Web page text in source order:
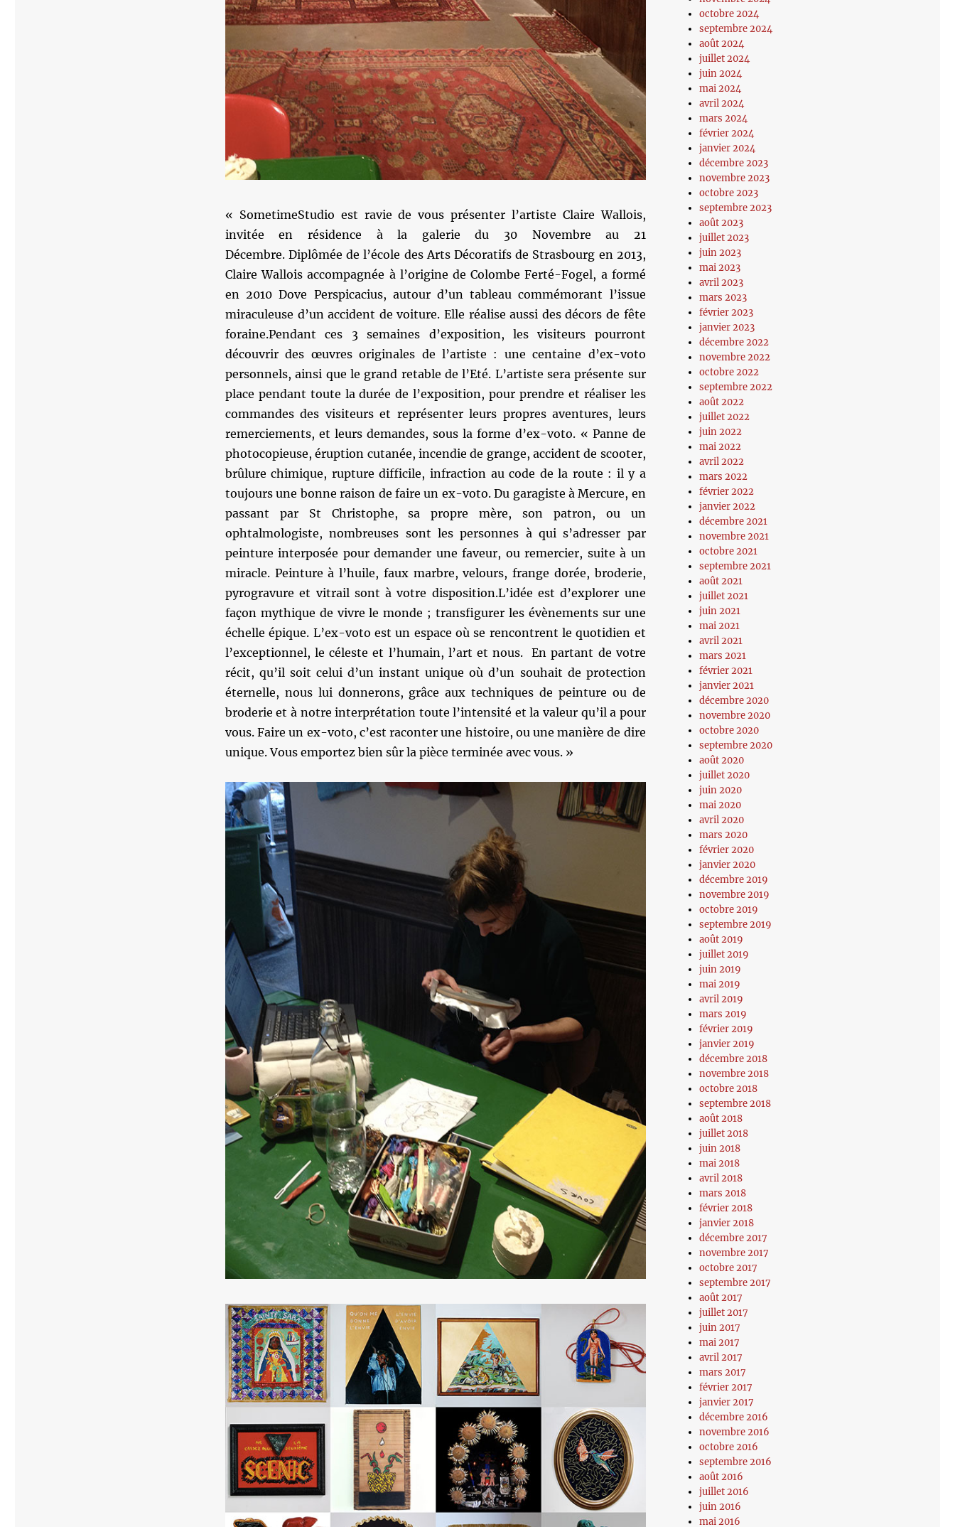
« SometimeStudio est ravie de vous présenter l’artiste Claire Wallois,
invitée en résidence à la galerie du 30 Novembre au 21
Décembre. Diplômée de l’école des Arts Décoratifs de Strasbourg en 2013,
Claire Wallois accompagnée à l’origine de Colombe Ferté-Fogel, a formé
en 2010 Dove Perspicacius, autour d’un tableau commémorant l’issue
miraculeuse d’un accident de voiture. Elle réalise aussi des décors de fête
foraine.Pendant ces 3 semaines d’exposition, les visiteurs pourront
découvrir des œuvres originales de l’artiste : une centaine d’ex-voto
personnels, ainsi que le grand retable de l’Eté. L’artiste sera présente sur
place pendant toute la durée de l’exposition, pour prendre et réaliser les
commandes des visiteurs et représenter leurs propres aventures, leurs
remerciements, et leurs demandes, sous la forme d’ex-voto. « Panne de
photocopieuse, éruption cutanée, incendie de grange, accident de scooter,
brûlure chimique, rupture difficile, infraction au code de la route : il y a
toujours une bonne raison de faire un ex-voto. Du garagiste à Mercure, en
passant par St Christophe, sa propre mère, son patron, ou un
ophtalmologiste, nombreuses sont les personnes à qui s’adresser par
peinture interposée pour demander une faveur, ou remercier, suite à un
miracle. Peinture à l’huile, faux marbre, velours, frange dorée, broderie,
pyrogravure et vitrail sont à votre disposition.L’idée est d’explorer une
façon mythique de vivre le monde ; transfigurer les évènements sur une
échelle épique. L’ex-voto est un espace où se rencontrent le quotidien et
l’exceptionnel, le céleste et l’humain, l’art et nous. En partant de votre
récit, qu’il soit celui d’un instant unique où d’un souhait de protection
éternelle, nous lui donnerons, grâce aux techniques de peinture ou de
broderie et à notre interprétation toute l’intensité et la valeur qu’il a pour
vous. Faire un ex-voto, c’est raconter une histoire, ou une manière de dire
unique. Vous emportez bien sûr la pièce terminée avec vous. »
octobre 2024
septembre 2024
août 2024
juillet 2024
juin 2024
mai 2024
avril 2024
mars 2024
février 2024
janvier 2024
décembre 2023
novembre 2023
octobre 2023
septembre 2023
août 2023
juillet 2023
juin 2023
mai 2023
avril 2023
mars 2023
février 2023
janvier 2023
décembre 2022
novembre 2022
octobre 2022
septembre 2022
août 2022
juillet 2022
juin 2022
mai 2022
avril 2022
mars 2022
février 2022
janvier 2022
décembre 2021
novembre 2021
octobre 2021
septembre 2021
août 2021
juillet 2021
juin 2021
mai 2021
avril 2021
mars 2021
février 2021
janvier 2021
décembre 2020
novembre 2020
octobre 2020
septembre 2020
août 2020
juillet 2020
juin 2020
mai 2020
avril 2020
mars 2020
février 2020
janvier 2020
décembre 2019
novembre 2019
octobre 2019
septembre 2019
août 2019
juillet 2019
juin 2019
mai 2019
avril 2019
mars 2019
février 2019
janvier 2019
décembre 2018
novembre 2018
octobre 2018
septembre 2018
août 2018
juillet 2018
juin 2018
mai 2018
avril 2018
mars 2018
février 2018
janvier 2018
décembre 2017
novembre 2017
octobre 2017
septembre 2017
août 2017
juillet 2017
juin 2017
mai 2017
avril 2017
mars 2017
février 2017
janvier 2017
décembre 2016
novembre 2016
octobre 2016
septembre 2016
août 2016
juillet 2016
juin 2016
mai 2016